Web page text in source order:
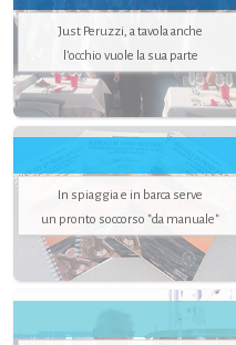
Just Peruzzi, a tavola anche
l’occhio vuole la sua parte
In spiaggia e in barca serve
un pronto soccorso "da manuale"